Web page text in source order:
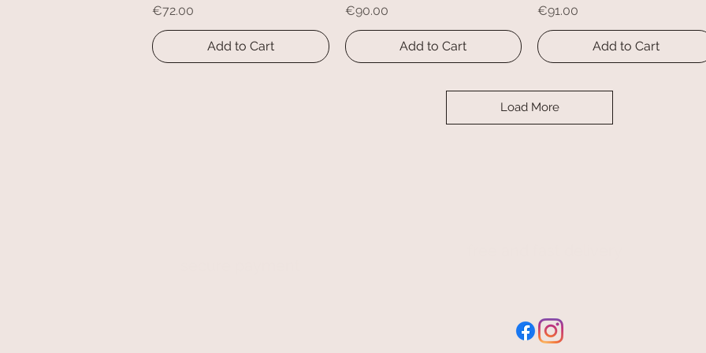
Price
€72.00
Add to Cart
Price
€90.00
Add to Cart
Price
€91.00
Add to Cart
Load More